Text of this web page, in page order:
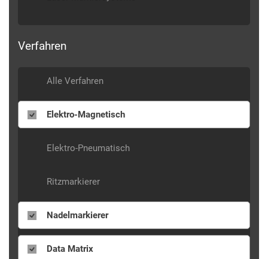
Verfahren
Alle Verfahren
Elektro-Magnetisch
Elektro-Pneumatisch
Ritzmarkierer
Nadelmarkierer
Data Matrix